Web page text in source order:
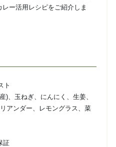
ー活用レシピをご紹介しま
ト
、玉ねぎ、にんにく、生姜、
アンダー、レモングラス、菜
証